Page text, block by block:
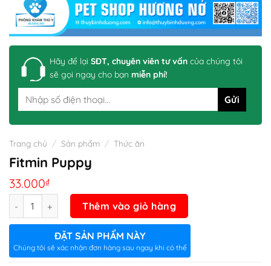
Hãy để lại SĐT, chuyên viên tư vấn của chúng tôi
sẽ gọi ngay cho bạn miễn phí!
Trang chủ / Sản phẩm / Thức ăn
Fitmin Puppy
33.000₫
Thêm vào giỏ hàng
ĐẶT SẢN PHẨM NÀY
Chúng tôi sẽ xác nhận đơn hàng sau ngay khi có thể